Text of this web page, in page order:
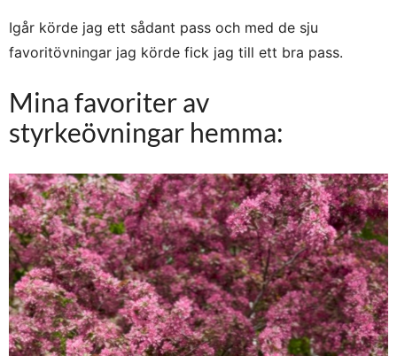
Igår körde jag ett sådant pass och med de sju
favoritövningar jag körde fick jag till ett bra pass.
Mina favoriter av
styrkeövningar hemma: